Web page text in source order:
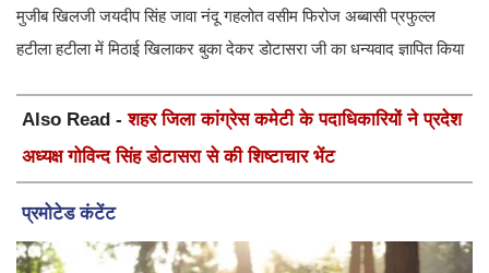
मुजीब खिलजी जयदीप सिंह जावा नंदू गहलोत वसीम फिरोज अब्बासी प्रफुल्ल
हटीला हटीला में मिठाई खिलाकर बुका देकर डोटासरा जी का धन्यवाद ज्ञापित किया
Also Read -शहर जिला कांग्रेस कमेटी के पदाधिकारियों ने प्रदेश
अध्यक्ष गोविन्द सिंह डोटासरा से की शिष्टाचार भेंट